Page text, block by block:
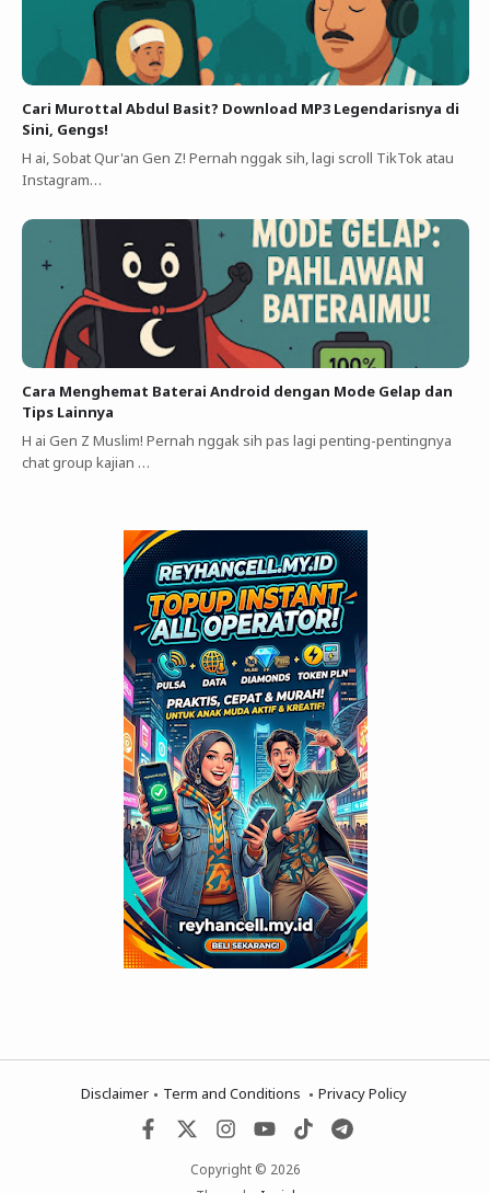
Cari Murottal Abdul Basit? Download MP3 Legendarisnya di
Sini, Gengs!
H ai, Sobat Qur'an Gen Z! Pernah nggak sih, lagi scroll TikTok atau
Instagram…
Cara Menghemat Baterai Android dengan Mode Gelap dan
Tips Lainnya
H ai Gen Z Muslim! Pernah nggak sih pas lagi penting-pentingnya
chat group kajian …
Disclaimer Term and Conditions Privacy Policy
Copyright © 2026